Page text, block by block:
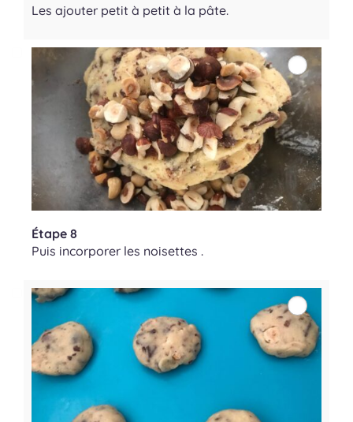
Les ajouter petit à petit à la pâte.
Étape 8
Puis incorporer les noisettes .